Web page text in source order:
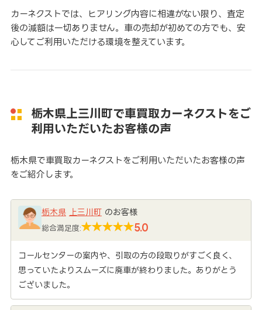
カーネクストでは、ヒアリング内容に相違がない限り、査定
後の減額は一切ありません。車の売却が初めての方でも、安
心してご利用いただける環境を整えています。
栃木県上三川町で車買取カーネクストをご
利用いただいたお客様の声
栃木県で車買取カーネクストをご利用いただいたお客様の声
をご紹介します。
栃木県 上三川町のお客様
総合満足度: 5.0
コールセンターの案内や、引取の方の段取りがすごく良く、
思っていたよりスムーズに廃車が終わりました。ありがとう
ございました。